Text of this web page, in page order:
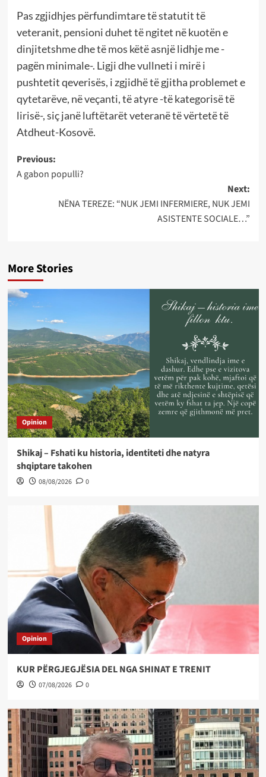
Pas zgjidhjes përfundimtare të statutit të
veteranit, pensioni duhet të ngitet në kuotën e
dinjitetshme dhe të mos këtë asnjë lidhje me -
pagën minimale-. Ligji dhe vullneti i mirë i
pushtetit qeverisës, i zgjidhë të gjitha problemet e
qytetarëve, në veçanti, të atyre -të kategorisë të
lirisë-, siç janë luftëtarët veteranë të vërtetë të
Atdheut-Kosovë.
Post
navigation
Previous:
A gabon populli?
Next:
NËNA TEREZE: “NUK JEMI INFERMIERE, NUK JEMI
ASISTENTE SOCIALE…”
More Stories
Opinion
Shikaj – Fshati ku historia, identiteti dhe natyra
shqiptare takohen
08/08/2026 0
Opinion
KUR PËRGJEGJËSIA DEL NGA SHINAT E TRENIT
07/08/2026 0